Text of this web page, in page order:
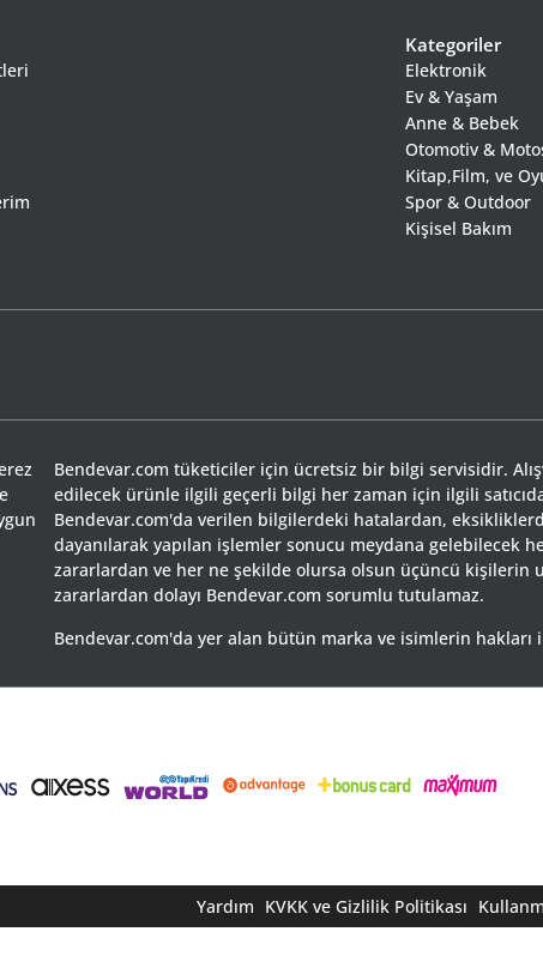
Kategoriler
Elektronik
Ev & Yaşam
Anne & Bebek
Otomotiv &
Kitap,Film, ve
Spor & Outdoor
Kişisel Bakım
Bendevar.com tüketiciler için ücretsiz bir bilgi servisidir.
edilecek ürünle ilgili geçerli bilgi her zaman için ilgili
Bendevar.com'da verilen bilgilerdeki hatalardan,
dayanılarak yapılan işlemler sonucu meydana gelebilecek
zararlardan ve her ne şekilde olursa olsun üçüncü kişilerin
zararlardan dolayı Bendevar.com sorumlu tutulamaz.
Bendevar.com'da yer alan bütün marka ve isimlerin
Yardım KVKK ve Gizlilik Politikası